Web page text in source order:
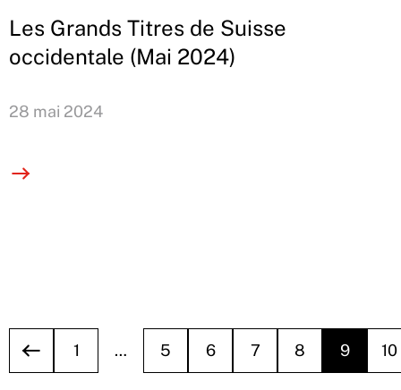
Les Grands Titres de Suisse
occidentale (Mai 2024)
28 mai 2024
1 … 5 6 7 8 9 10